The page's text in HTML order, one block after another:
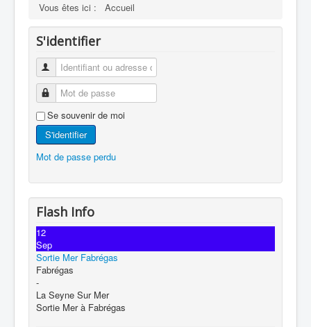
Vous êtes ici : Accueil
S'identifier
Se souvenir de moi
S'identifier
Mot de passe perdu
Flash Info
12
Sep
Sortie Mer Fabrégas
Fabrégas
-
La Seyne Sur Mer
Sortie Mer à Fabrégas